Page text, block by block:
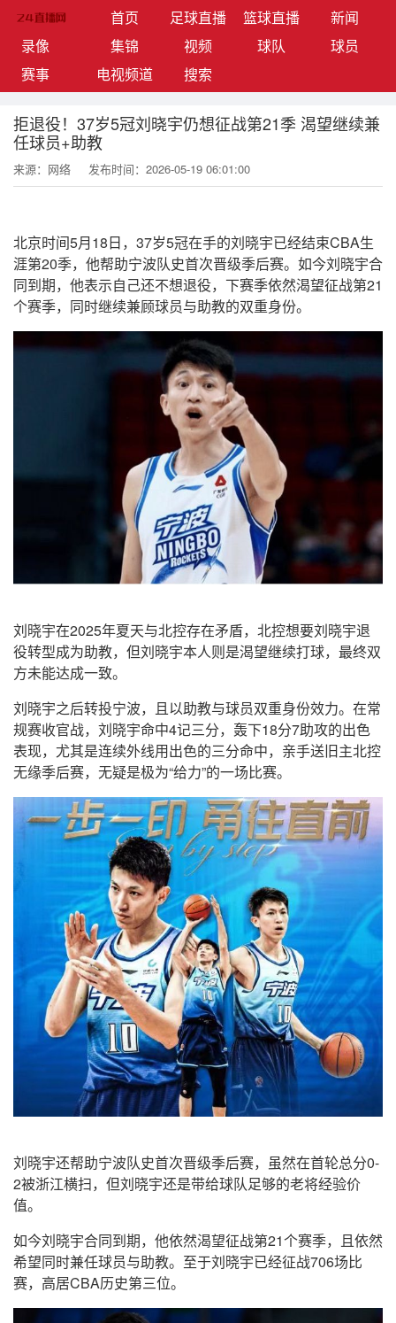
首页(current)足球直播 篮球直播
新闻
录像
集锦 视频 球队
球员
赛事
电视频道 搜索
拒退役！37岁5冠刘晓宇仍想征战第21季 渴望继续兼
任球员+助教
来源：网络 发布时间：2026-05-19 06:01:00
北京时间5月18日，37岁5冠在手的刘晓宇已经结束CBA生
涯第20季，他帮助宁波队史首次晋级季后赛。如今刘晓宇合
同到期，他表示自己还不想退役，下赛季依然渴望征战第21
个赛季，同时继续兼顾球员与助教的双重身份。
刘晓宇在2025年夏天与北控存在矛盾，北控想要刘晓宇退
役转型成为助教，但刘晓宇本人则是渴望继续打球，最终双
方未能达成一致。
刘晓宇之后转投宁波，且以助教与球员双重身份效力。在常
规赛收官战，刘晓宇命中4记三分，轰下18分7助攻的出色
表现，尤其是连续外线用出色的三分命中，亲手送旧主北控
无缘季后赛，无疑是极为“给力”的一场比赛。
刘晓宇还帮助宁波队史首次晋级季后赛，虽然在首轮总分0-
2被浙江横扫，但刘晓宇还是带给球队足够的老将经验价
值。
如今刘晓宇合同到期，他依然渴望征战第21个赛季，且依然
希望同时兼任球员与助教。至于刘晓宇已经征战706场比
赛，高居CBA历史第三位。